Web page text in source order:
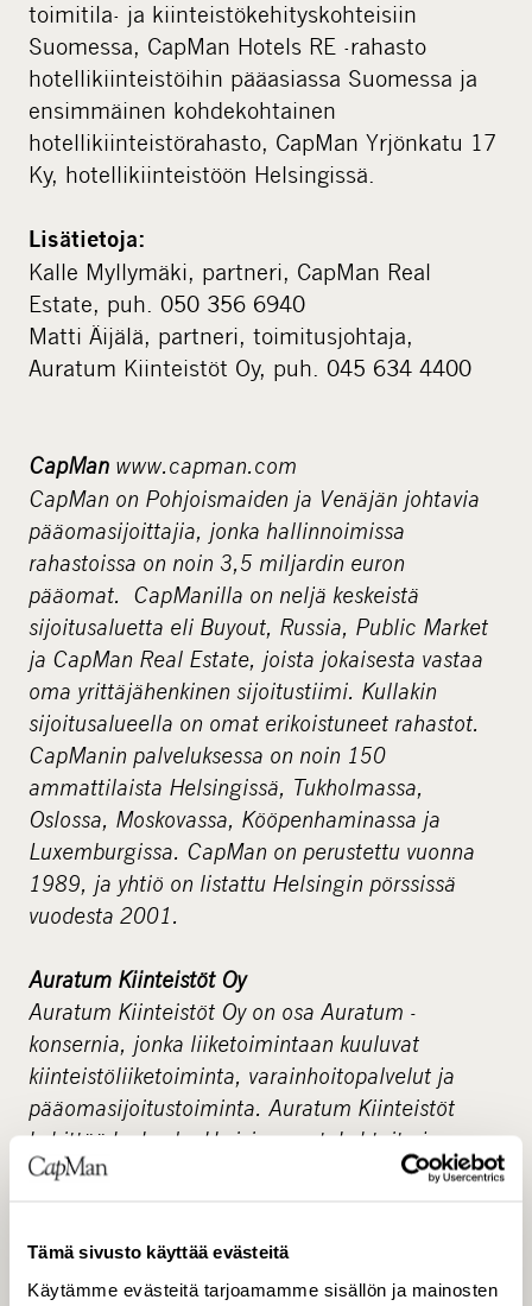
Tämä sivusto käyttää evästeitä
Käytämme evästeitä tarjoamamme sisällön ja mainosten
toimitila- ja kiinteistökehityskohteisiin
Suomessa, CapMan Hotels RE -rahasto
hotellikiinteistöihin pääasiassa Suomessa ja
ensimmäinen kohdekohtainen
hotellikiinteistörahasto, CapMan Yrjönkatu 17
Ky, hotellikiinteistöön Helsingissä.
Lisätietoja:
Kalle Myllymäki, partneri, CapMan Real
Estate, puh. 050 356 6940
Matti Äijälä, partneri, toimitusjohtaja,
Auratum Kiinteistöt Oy, puh. 045 634 4400
CapMan www.capman.com
CapMan on Pohjoismaiden ja Venäjän johtavia
pääomasijoittajia, jonka hallinnoimissa
rahastoissa on noin 3,5 miljardin euron
pääomat. CapManilla on neljä keskeistä
sijoitusaluetta eli Buyout, Russia, Public Market
ja CapMan Real Estate, joista jokaisesta vastaa
oma yrittäjähenkinen sijoitustiimi. Kullakin
sijoitusalueella on omat erikoistuneet rahastot.
CapManin palveluksessa on noin 150
ammattilaista Helsingissä, Tukholmassa,
Oslossa, Moskovassa, Kööpenhaminassa ja
Luxemburgissa. CapMan on perustettu vuonna
1989, ja yhtiö on listattu Helsingin pörssissä
vuodesta 2001.
Auratum Kiinteistöt Oy
Auratum Kiinteistöt Oy on osa Auratum -
konsernia, jonka liiketoimintaan kuuluvat
kiinteistöliiketoiminta, varainhoitopalvelut ja
pääomasijoitustoiminta. Auratum Kiinteistöt
kehittää korkealuokkaisia asuntokohteita ja
liikekiinteistöjä. Lisäksi yhtiö hallinnoi
miljoonaa euroa. Portfolio koostuu pääasiassa
pääkaupunkiseudulla ja suurimmissa